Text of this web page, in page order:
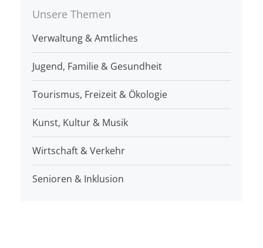
Unsere Themen
Verwaltung & Amtliches
Jugend, Familie & Gesundheit
Tourismus, Freizeit & Ökologie
Kunst, Kultur & Musik
Wirtschaft & Verkehr
Senioren & Inklusion